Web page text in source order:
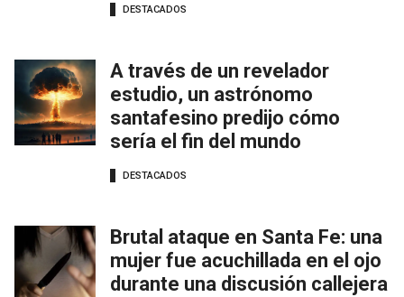
DESTACADOS
A través de un revelador
estudio, un astrónomo
santafesino predijo cómo
sería el fin del mundo
DESTACADOS
Brutal ataque en Santa Fe: una
mujer fue acuchillada en el ojo
durante una discusión callejera